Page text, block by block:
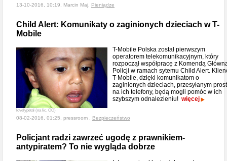
13-10-2016, 10:19, Marcin Maj, Pieniądze
Child Alert: Komunikaty o zaginionych dzieciach w T-
Mobile
lovelypetal (na lic. CC)
T-Mobile Polska został pierwszym
operatorem telekomunikacyjnym, który
rozpoczął współpracę z Komendą
Policji w ramach sytemu Child Alert.
T-Mobile, dzięki komunikatom o
zaginionych dzieciach, przesyłanym
na ich telefony, będą mogli pomóc w ich
szybszym odnalezieniu! więcej
08-02-2016, 01:25, pressroom , Bezpieczeństwo
Policjant radzi zawrzeć ugodę z prawnikiem-
antypiratem? To nie wygląda dobrze